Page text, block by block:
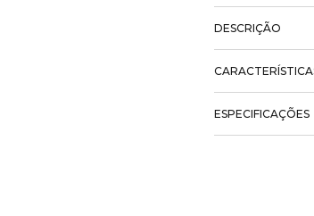
DESCRIÇÃO
CARACTERÍSTICAS
ESPECIFICAÇÕES